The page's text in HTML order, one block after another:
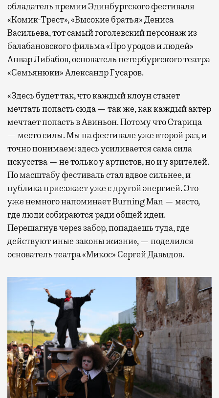
обладатель премии Эдинбургского фестиваля
«Комик-Трест», «Высокие братья» Дениса
Васильева, тот самый гоголевский персонаж из
балабановского фильма «Про уродов и людей»
Анвар Либабов, основатель петербургского театра
«Семьянюки» Александр Гусаров.
«Здесь будет так, что каждый клоун станет
мечтать попасть сюда — так же, как каждый актер
мечтает попасть в Авиньон. Потому что Старица
— место силы. Мы на фестивале уже второй раз, и
точно понимаем: здесь усиливается сама сила
искусства — не только у артистов, но и у зрителей.
По масштабу фестиваль стал вдвое сильнее, и
публика приезжает уже с другой энергией. Это
уже немного напоминает Burning Man — место,
где люди собираются ради общей идеи.
Перешагнув через забор, попадаешь туда, где
действуют иные законы жизни», — поделился
основатель театра «Микос» Сергей Давыдов.